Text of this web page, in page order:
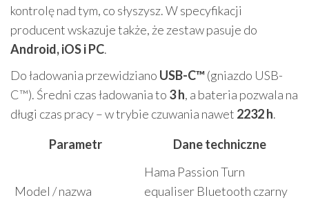
kontrolę nad tym, co słyszysz. W specyfikacji
producent wskazuje także, że zestaw pasuje do
Android, iOS i PC.
Do ładowania przewidziano USB-C™(gniazdo USB-
C™). Średni czas ładowania to 3 h, a bateria pozwala na
długi czas pracy – w trybie czuwania nawet 2232 h.
Parametr
Dane techniczne
Model / nazwa
Hama Passion Turn
equaliser Bluetooth czarny